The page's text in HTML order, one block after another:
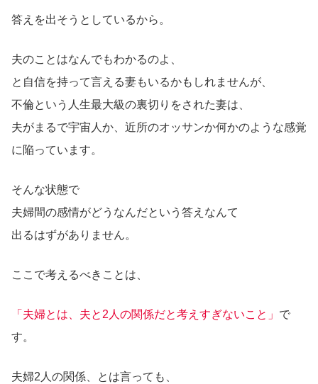
答えを出そうとしているから。
夫のことはなんでもわかるのよ、
と自信を持って言える妻もいるかもしれませんが、
不倫という人生最大級の裏切りをされた妻は、
夫がまるで宇宙人か、近所のオッサンか何かのような感覚
に陥っています。
そんな状態で
夫婦間の感情がどうなんだという答えなんて
出るはずがありません。
ここで考えるべきことは、
「夫婦とは、夫と2人の関係だと考えすぎないこと 」 で
す。
夫婦2人の関係、とは言っても、